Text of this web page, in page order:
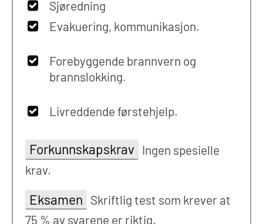
Sjøredning
Evakuering, kommunikasjon.
Forebyggende brannvern og
brannslokking.
Livreddende førstehjelp.
Forkunnskapskrav
Ingen spesielle
krav.
Eksamen Skriftlig test som krever at
75 % av svarene er riktig.